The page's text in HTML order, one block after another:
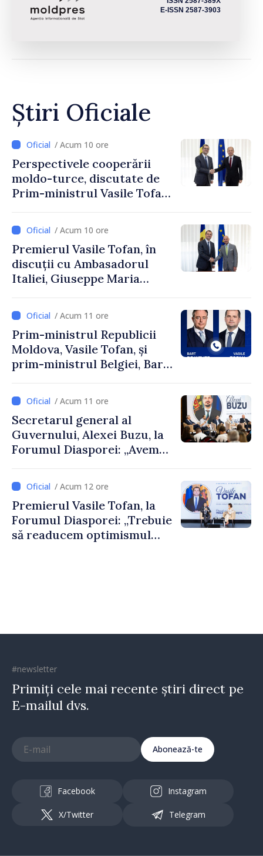
E-ISSN 2587-3903
Știri Oficiale
/ Acum 10 ore
Perspectivele cooperării
moldo-turce, discutate de
Prim-ministrul Vasile Tofan
Uygar Mustafa Sertel
/ Acum 10 ore
Premierul Vasile Tofan, în
discuții cu Ambasadorul
Italiei, Giuseppe Maria
/ Acum 11 ore
Prim-ministrul Republicii
Moldova, Vasile Tofan, și
prim-ministrul Belgiei, Bart
despre parcursul european
al Republicii Moldova.
/ Acum 11 ore
Secretarul general al
Guvernului, Alexei Buzu, la
Forumul Diasporei: „Avem
dumneavoastră pentru a
construi comunități mai
puternice”
/ Acum 12 ore
Premierul Vasile Tofan, la
Forumul Diasporei: „Trebuie
să readucem optimismul
#newsletter
Primiți cele mai recente știri direct pe
E-mailul dvs.
Abonează-te
Facebook Instagram
X/Twitter Telegram